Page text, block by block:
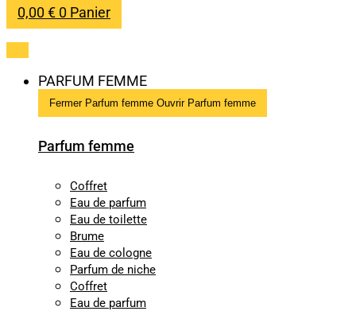
0,00€ 0 Panier
PARFUM FEMME
Fermer Parfum femme Ouvrir Parfum femme
Parfum femme
Coffret
Eau de parfum
Eau de toilette
Brume
Eau de cologne
Parfum de niche
Coffret
Eau de parfum